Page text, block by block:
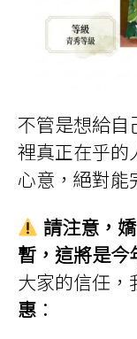
不管是想給自
裡真正在乎的
心意，絕對能
請注意，
暫，這將是今
大家的信任，
惠 ：